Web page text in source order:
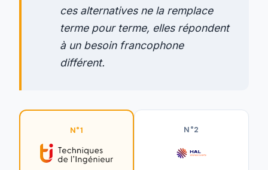
ces alternatives ne la remplace
terme pour terme, elles répondent
à un besoin francophone
différent.
N°1 N°2